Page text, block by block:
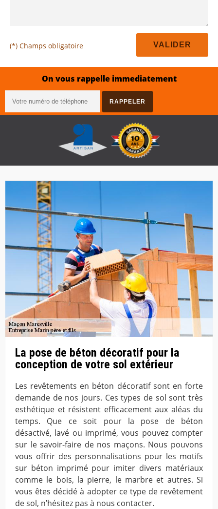
(*) Champs obligatoire
On vous rappelle immediatement
La pose de béton décoratif pour la
conception de votre sol extérieur
Les revêtements en béton décoratif sont en forte
demande de nos jours. Ces types de sol sont très
esthétique et résistent efficacement aux aléas du
temps. Que ce soit pour la pose de béton
désactivé, lavé ou imprimé, vous pouvez compter
sur le savoir-faire de nos maçons. Nous pouvons
vous offrir des personnalisations pour les motifs
sur béton imprimé pour imiter divers matériaux
comme le bois, la pierre, le marbre et autres. Si
vous êtes décidé à adopter ce type de revêtement
de sol, n’hésitez pas à nous contacter.